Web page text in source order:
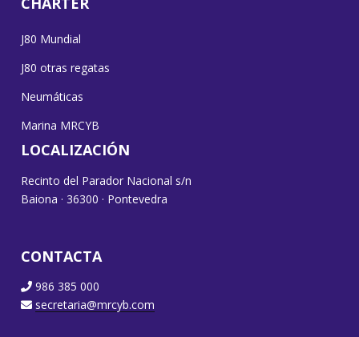
J80 Mundial
J80 otras regatas
Neumáticas
Marina MRCYB
LOCALIZACIÓN
Recinto del Parador Nacional s/n
Baiona · 36300 · Pontevedra
CONTACTA
986 385 000
secretaria@mrcyb.com